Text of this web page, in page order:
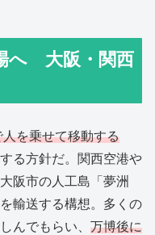
へ 大阪・関西
を乗せて移動する
する方針だ。関西空港や
阪市の人工島「夢洲
輸送する構想。多くの
んでもらい、 万博後に